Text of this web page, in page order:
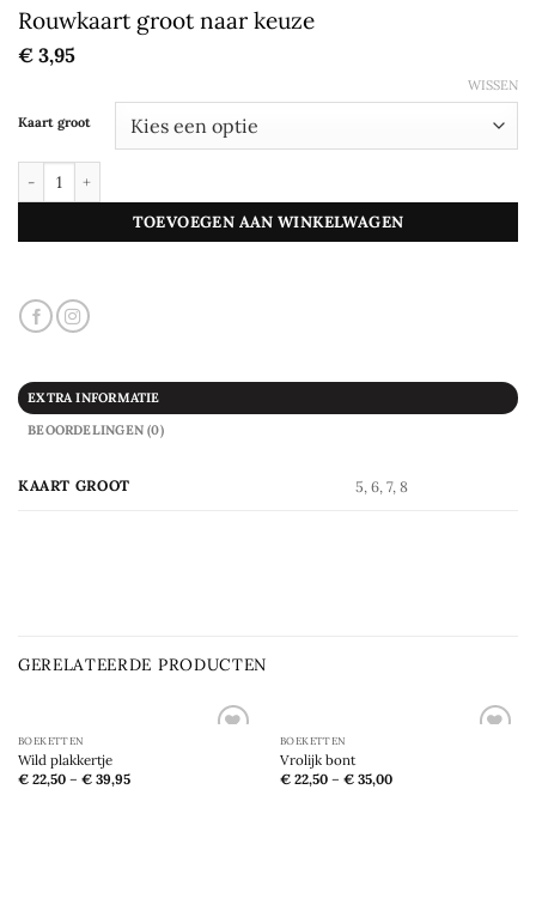
Rouwkaart groot naar keuze
€ 3,95
Kaart groot
WISSEN
Rouwkaart groot naar keuze aantal
TOEVOEGEN AAN WINKELWAGEN
EXTRA INFORMATIE
BEOORDELINGEN (0)
KAART GROOT 5, 6, 7, 8
GERELATEERDE PRODUCTEN
BOEKETTEN
Wild plakkertje
€22,50– €39,95
BOEKETTEN
Vrolijk bont
€22,50– €35,00